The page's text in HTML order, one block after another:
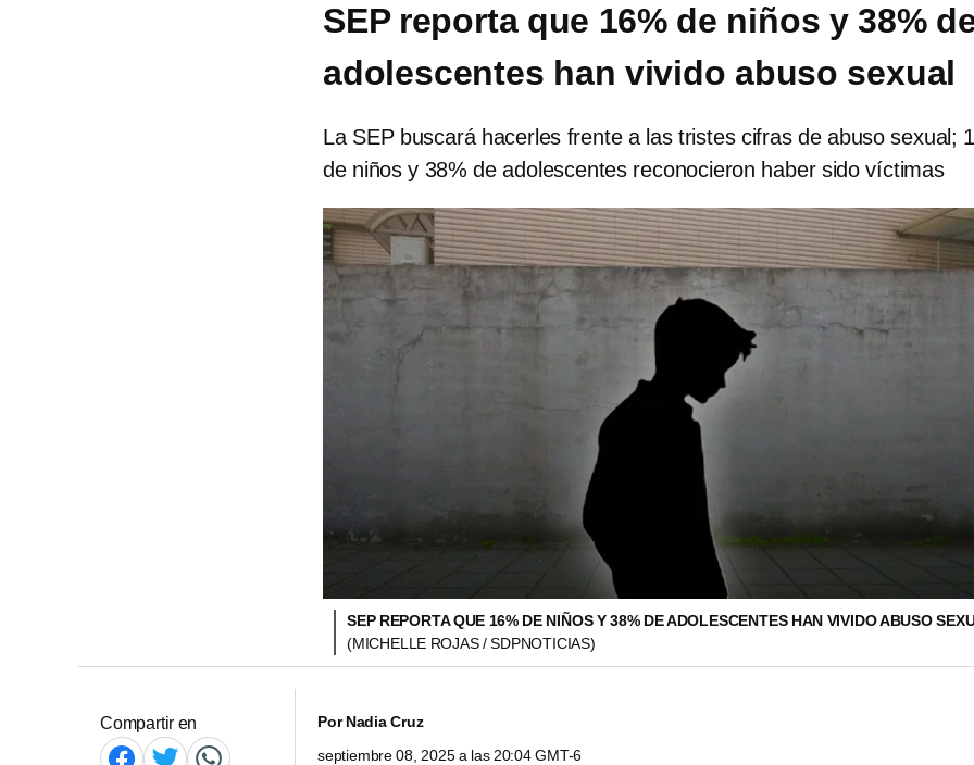
SEP reporta que 16% de niños y 38%
adolescentes han vivido abuso sexual
La SEP buscará hacerles frente a las tristes cifras de abuso sexual;
de niños y 38% de adolescentes reconocieron haber sido víctimas
SEP REPORTA QUE 16% DE NIÑOS Y 38% DE ADOLESCENTES HAN VIVIDO ABUSO
(MICHELLE ROJAS / SDPNOTICIAS)
Compartir en PorNadia Cruz
septiembre 08, 2025 a las 20:04 GMT-6